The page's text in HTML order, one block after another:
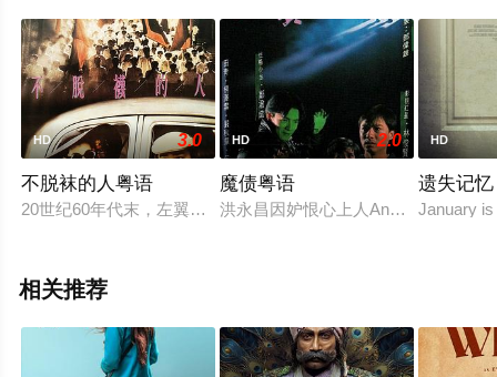
解。
HD 3.0
不脱袜的人粤语
20世纪60年代末，左翼暴动席卷香港，局势动荡。从乡下来到
HD 2.0
魔债粤语
洪永昌因妒恨心上人Anna下嫁好友
HD
遗失记忆
January
相关推荐